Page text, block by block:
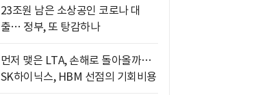
23조원 남은 소상공인 코로나 대
출… 정부, 또 탕감하나
먼저 맺은 LTA, 손해로 돌아올까…
SK하이닉스, HBM 선점의 기회비용